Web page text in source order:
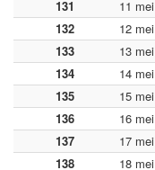
131
11 mei
132
12 mei
133
13 mei
134
14 mei
135
15 mei
136
16 mei
137
17 mei
138
18 mei